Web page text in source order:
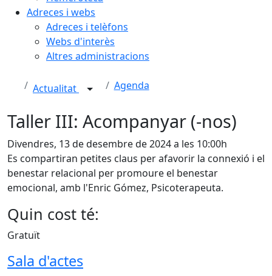
Adreces i webs
Adreces i telèfons
Webs d'interès
Altres administracions
Actualitat Agenda
Taller III: Acompanyar (-nos)
Divendres, 13 de desembre de 2024 a les 10:00h
Es compartiran petites claus per afavorir la connexió i el
benestar relacional per promoure el benestar
emocional, amb l'Enric Gómez, Psicoterapeuta.
Quin cost té:
Gratuït
Sala d'actes